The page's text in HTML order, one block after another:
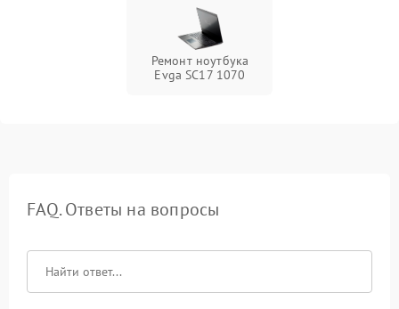
Ремонт ноутбука
Evga SC17 1070
FAQ. Ответы на вопросы